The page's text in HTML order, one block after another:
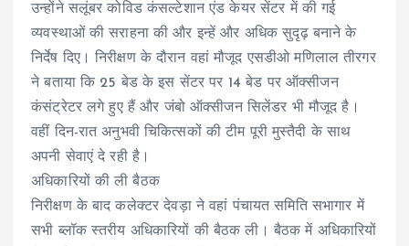
उन्होंने सलूंबर कोविड कंसल्टेशान एंड केयर सेंटर में की गई
व्यवस्थाओं की सराहना की और इन्हें और अधिक सुदृढ़ बनाने के
निर्देष दिए। निरीक्षण के दौरान वहां मौजूद एसडीओ मणिलाल तीरगर
ने बताया कि 25 बेड के इस सेंटर पर 14 बेड पर ऑक्सीजन
कंसंट्रेटर लगे हुए हैं और जंबो ऑक्सीजन सिलेंडर भी मौजूद है।
वहीं दिन-रात अनुभवी चिकित्सकों की टीम पूरी मुस्तैदी के साथ
अपनी सेवाएं दे रही है।
अधिकारियों की ली बैठक
निरीक्षण के बाद कलेक्टर देवड़ा ने वहां पंचायत समिति सभागार में
सभी ब्लॉक स्तरीय अधिकारियों की बैठक ली। बैठक में अधिकारियों